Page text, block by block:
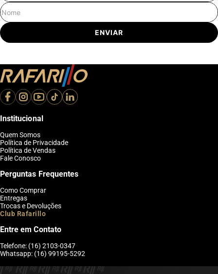
ENVIAR
Institucional
Quem Somos
Política de Privacidade
Política de Vendas
Fale Conosco
Perguntas Frequentes
Como Comprar
Entregas
Trocas e Devoluções
Club Rafarillo
Entre em Contato
Telefone: (16) 2103-0347
Whatsapp: (16) 99195-5292